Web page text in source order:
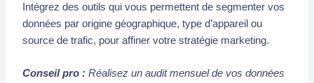
Intégrez des outils qui vous permettent de segmenter vos
données par origine géographique, type d’appareil ou
source de trafic, pour affiner votre stratégie marketing.
Conseil pro : Réalisez un audit mensuel de vos données